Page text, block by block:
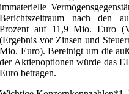
immaterielle
Berichtszeitraum nach den
Prozent auf 11,9 Mio. Euro
(Ergebnis vor Zinsen und
Mio. Euro). Bereinigt um die
der Aktienoptionen würde das
Euro betragen.